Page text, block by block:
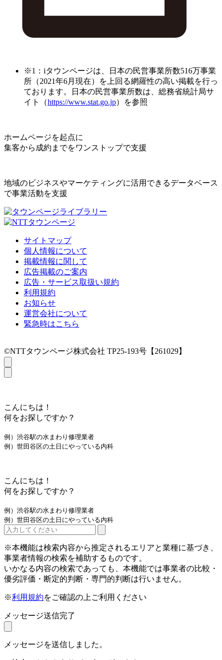
※1：iタウンページは、日本の民営事業所数516万事業
所（2021年6月現在）を上回る網羅性の高い掲載を行っ
ております。日本の民営事業所数は、総務省統計局サ
イト（https://www.stat.go.jp）を参照
ホームページを起点に
集客から成約までをワンストップで支援
地域のビジネスやマーケティングに活用できるデータベース
で事業活動を支援
サイトマップ
個人情報について
掲載情報に関して
広告掲載のご案内
広告・サービス取扱い規約
利用規約
お知らせ
運営会社について
緊急時はこちら
©NTTタウンページ株式会社 TP25-193号【261029】
こんにちは！
何をお探しですか？
例）渋谷駅の水まわり修理業者
例）世田谷区の土日にやっている内科
こんにちは！
何をお探しですか？
例）渋谷駅の水まわり修理業者
例）世田谷区の土日にやっている内科
※本機能は検索内容から推定されるエリアと業種に基づき、
事業者情報の検索を補助するものです。
いかなる内容の検索であっても、本機能では事業者の比較・
優劣評価・断定的判断・専門的判断は行いません。
※利用規約をご確認の上ご利用ください
メッセージ送信完了
メッセージを送信しました。